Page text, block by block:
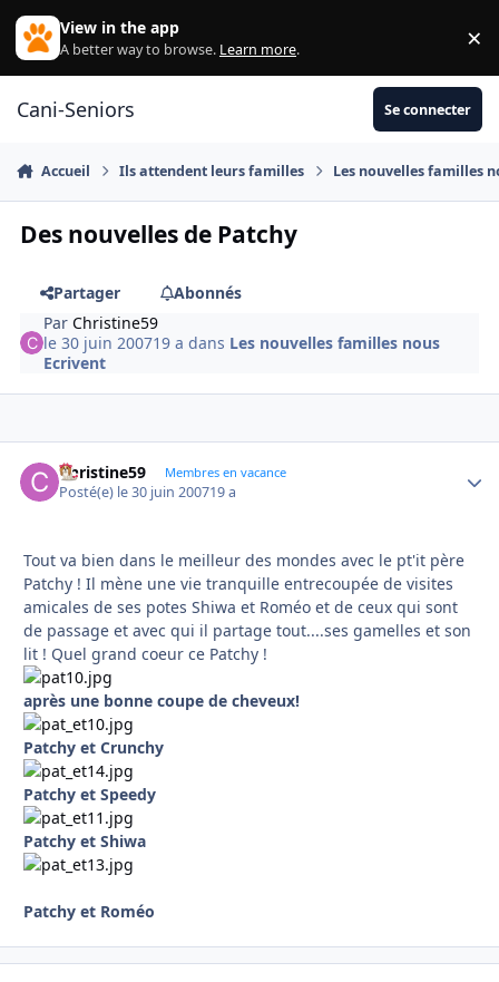
Aller au contenu
View in the app
A better way to browse. Learn more. ×
Cani-Seniors Se connecter
Accueil Ils attendent leurs familles Les nouvelles familles
Des nouvelles de Patchy
Partager
Abonnés
ParChristine59
le 30 juin 200719 a dans Les nouvelles familles nous
Ecrivent
Christine59 Membres en vacance
Posté(e) le 30 juin 200719 a
Tout va bien dans le meilleur des mondes avec le pt'it père
Patchy ! Il mène une vie tranquille entrecoupée de visites
amicales de ses potes Shiwa et Roméo et de ceux qui sont
de passage et avec qui il partage tout....ses gamelles et son
lit ! Quel grand coeur ce Patchy !
après une bonne coupe de cheveux!
Patchy et Crunchy
Patchy et Speedy
Patchy et Shiwa
Patchy et Roméo